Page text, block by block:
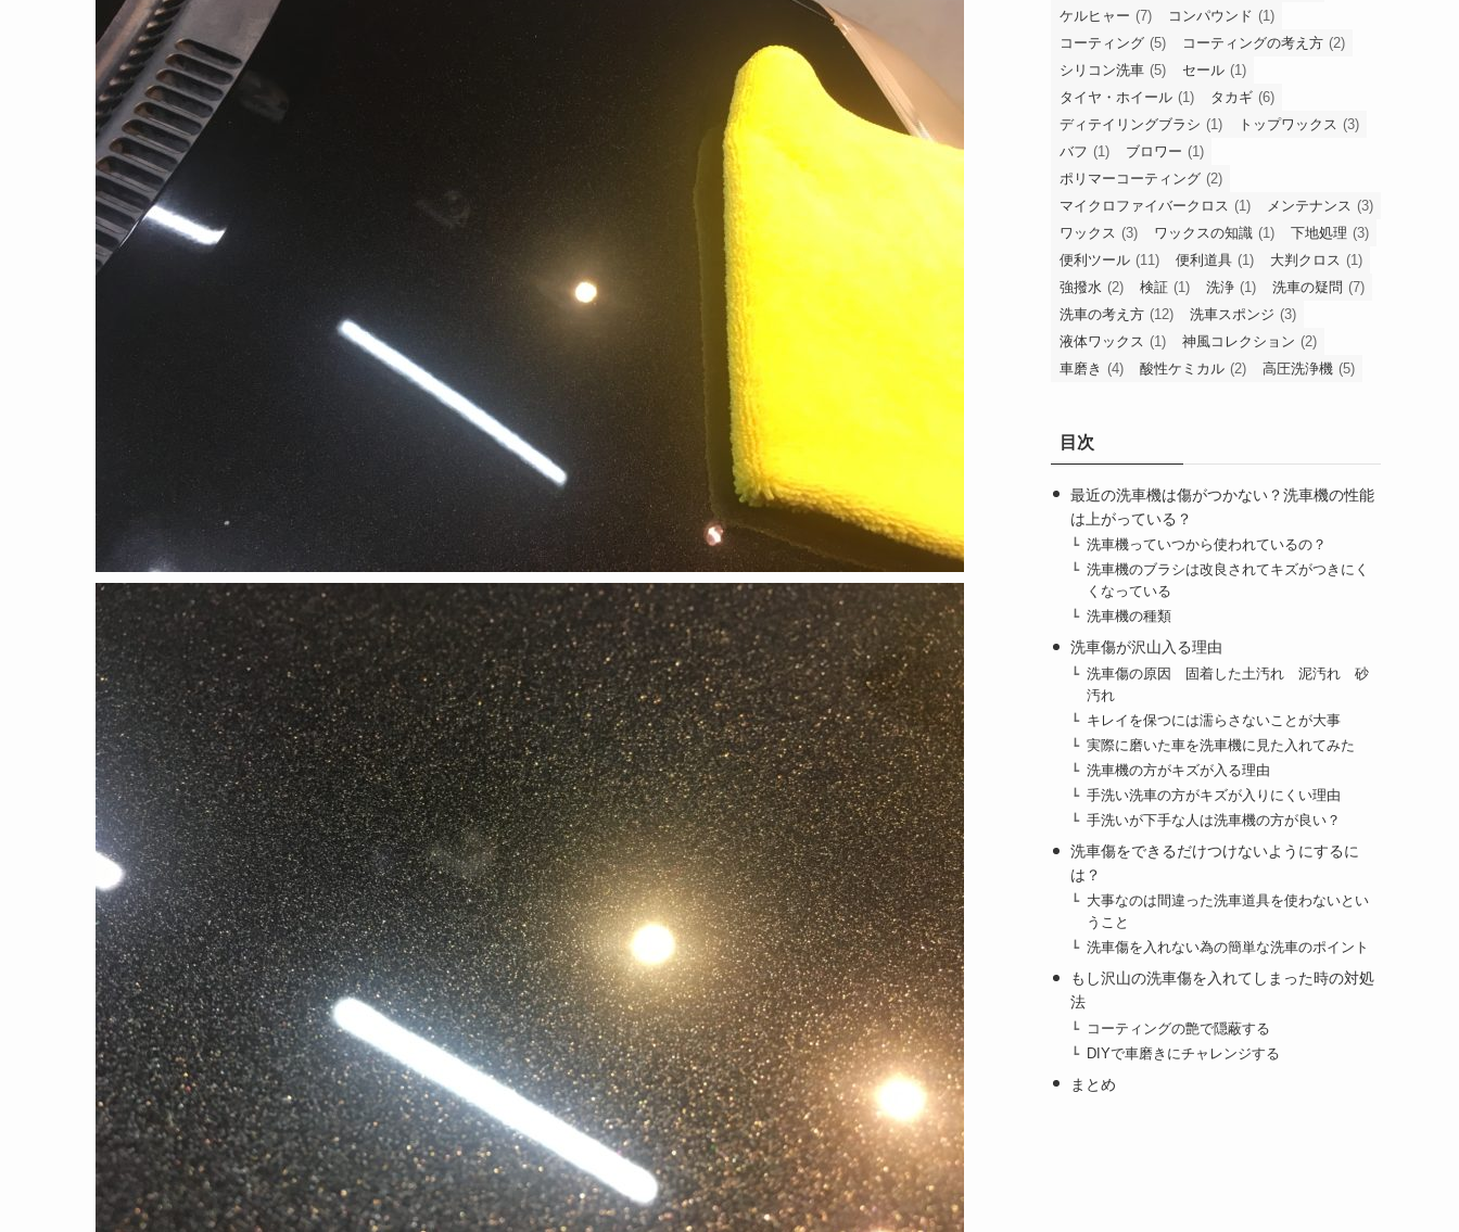
ケルヒャー (7) コンパウンド (1)
コーティング (5) コーティングの考え方 (2)
シリコン洗車 (5) セール (1)
タイヤ・ホイール (1) タカギ (6)
ディテイリングブラシ (1) トップワックス (3)
バフ (1) ブロワー (1)
ポリマーコーティング (2)
マイクロファイバークロス (1) メンテナンス (3)
ワックス (3) ワックスの知識 (1) 下地処理 (3)
便利ツール (11) 便利道具 (1) 大判クロス (1)
強撥水 (2) 検証 (1) 洗浄 (1) 洗車の疑問 (7)
洗車の考え方 (12) 洗車スポンジ (3)
液体ワックス (1) 神風コレクション (2)
車磨き (4) 酸性ケミカル (2) 高圧洗浄機 (5)
目次
最近の洗車機は傷がつかない？洗車機の性能
は上がっている？
洗車機っていつから使われているの？
洗車機のブラシは改良されてキズがつきにく
くなっている
洗車機の種類
洗車傷が沢山入る理由
洗車傷の原因 固着した土汚れ 泥汚れ 砂
汚れ
キレイを保つには濡らさないことが大事
実際に磨いた車を洗車機に見た入れてみた
洗車機の方がキズが入る理由
手洗い洗車の方がキズが入りにくい理由
手洗いが下手な人は洗車機の方が良い？
洗車傷をできるだけつけないようにするに
は？
大事なのは間違った洗車道具を使わないとい
うこと
洗車傷を入れない為の簡単な洗車のポイント
もし沢山の洗車傷を入れてしまった時の対処
法
コーティングの艶で隠蔽する
DIYで車磨きにチャレンジする
まとめ